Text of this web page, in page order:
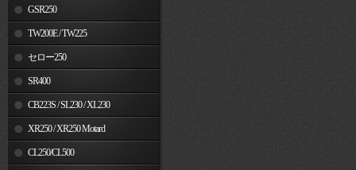
GSR250
TW200E / TW225
セロー250
SR400
CB223S / SL230 / XL230
XR250 / XR250 Motard
CL250/CL500